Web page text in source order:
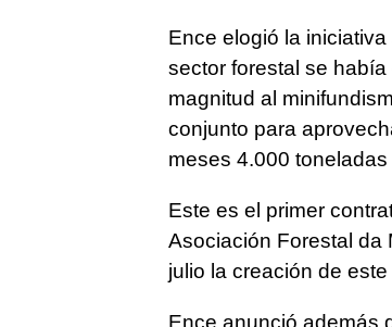
Ence elogió la
sector forestal se
magnitud al
conjunto para
meses 4.000 toneladas
Este es el primer
Asociación Forestal da
julio la creación de
Ence anunció además